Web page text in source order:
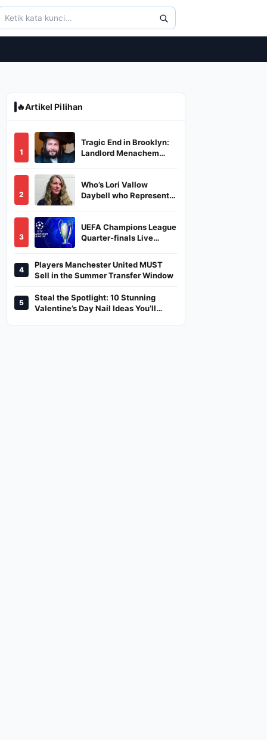
🔥Artikel Pilihan
1
Tragic End in Brooklyn:
Landlord Menachem
Burned in a Dumpster
2
Who’s Lori Vallow
Daybell who Represents
3
UEFA Champions League
Quarter-finals Live
And Where To Watch
4
Players Manchester United MUST
Sell in the Summer Transfer Window
5
Steal the Spotlight: 10 Stunning
Valentine’s Day Nail Ideas You’ll